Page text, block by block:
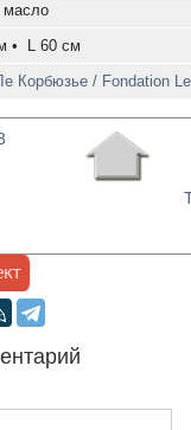
масло
• L 60 см
Корбюзье / Fondation